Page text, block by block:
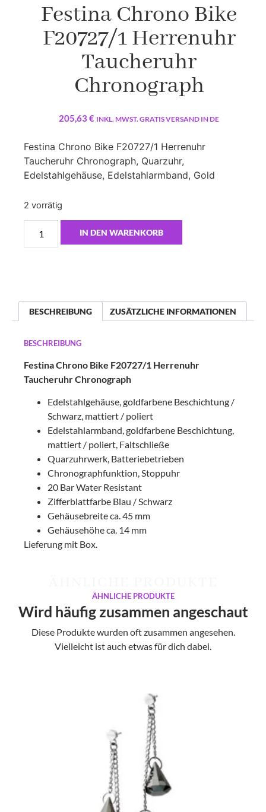
Festina Chrono Bike
F20727/1 Herrenuhr
Taucheruhr
Chronograph
205,63€ INKL. MWST. GRATIS VERSAND IN DE
Festina Chrono Bike F20727/1 Herrenuhr
Taucheruhr Chronograph, Quarzuhr,
Edelstahlgehäuse, Edelstahlarmband, Gold
2 vorrätig
IN DEN WARENKORB
BESCHREIBUNG ZUSÄTZLICHE INFORMATIONEN
BESCHREIBUNG
Festina Chrono Bike F20727/1 Herrenuhr
Taucheruhr Chronograph
Edelstahlgehäuse, goldfarbene Beschichtung /
Schwarz, mattiert / poliert
Edelstahlarmband, goldfarbene Beschichtung,
mattiert / poliert, Faltschließe
Quarzuhrwerk, Batteriebetrieben
Chronographfunktion, Stoppuhr
20 Bar Water Resistant
Zifferblattfarbe Blau / Schwarz
Gehäusebreite ca. 45 mm
Gehäusehöhe ca. 14 mm
Lieferung mit Box.
ÄHNLICHE PRODUKTE
Wird häufig zusammen angeschaut
Diese Produkte wurden oft zusammen angesehen.
Vielleicht ist auch etwas für dich dabei.